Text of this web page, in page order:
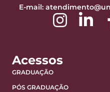
E-mail:
Acessos
GRADUAÇÃO
PÓS GRADUAÇÃO